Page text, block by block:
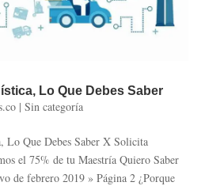
Lo Que Debes Saber
| Sin categoría
Lo Que Debes Saber X Solicita
el 75% de tu Maestría Quiero Saber
de febrero 2019 » Página 2 ¿Porque